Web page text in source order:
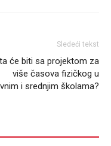
Sledeći tekst
će biti sa projektom za
više časova fizičkog u
i srednjim školama?